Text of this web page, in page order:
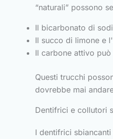
“naturali” possono
Il bicarbonato di
Il succo di limone e
Il carbone attivo
Questi trucchi
dovrebbe mai
Dentifrici e collutori
I dentifrici